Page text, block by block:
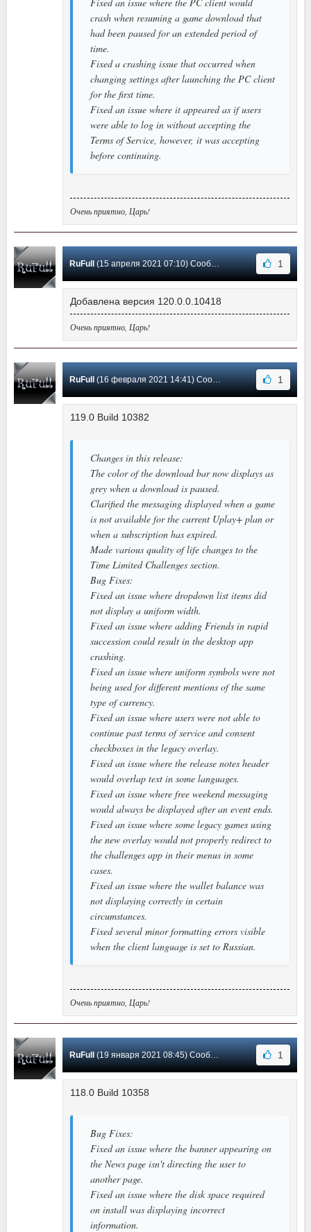
crash when resuming a game download that
had been paused for an extended period of
time.
Fixed a crashing issue that occurred when
changing settings after launching the PC client
for the first time.
Fixed an issue where it appeared as if users
were able to log in without accepting the
Terms of Service, however, it was accepting
before continuing.
Очень приятно, Царь!
RuFull (15 апреля 2021 07:10) Сообщение #73 1
Добавлена версия 120.0.0.10418
Очень приятно, Царь!
RuFull (16 февраля 2021 14:41) Сообщение #72 1
119.0 Build 10382
Changes in this release:
The color of the download bar now displays as
grey when a download is paused.
Clarified the messaging displayed when a game
is not available for the current Uplay+ plan or
when a subscription has expired.
Made various quality of life changes to the
Time Limited Challenges section.
Bug Fixes:
Fixed an issue where dropdown list items did
not display a uniform width.
Fixed an issue where adding Friends in rapid
succession could result in the desktop app
crashing.
Fixed an issue where uniform symbols were not
being used for different mentions of the same
type of currency.
Fixed an issue where users were not able to
continue past terms of service and consent
checkboxes in the legacy overlay.
Fixed an issue where the release notes header
would overlap text in some languages.
Fixed an issue where free weekend messaging
would always be displayed after an event ends.
Fixed an issue where some legacy games using
the new overlay would not properly redirect to
the challenges app in their menus in some
cases.
Fixed an issue where the wallet balance was
not displaying correctly in certain
circumstances.
Fixed several minor formatting errors visible
when the client language is set to Russian.
Очень приятно, Царь!
RuFull (19 января 2021 08:45) Сообщение #71 1
118.0 Build 10358
Bug Fixes:
Fixed an issue where the banner appearing on
the News page isn't directing the user to
another page.
Fixed an issue where the disk space required
on install was displaying incorrect
information.